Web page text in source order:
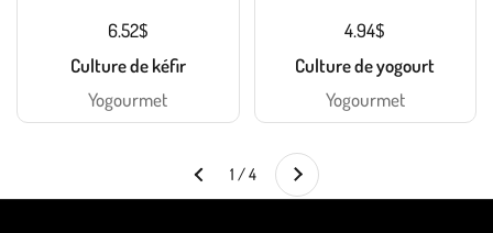
6.52$
Culture de kéfir
Yogourmet
4.94$
Culture de yogourt
Yogourmet
Précédent 1 / 4 Suivant